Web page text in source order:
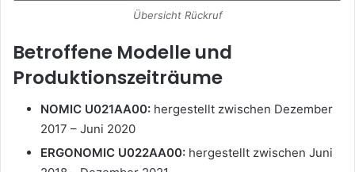
Übersicht Rückruf
Betroffene Modelle und
Produktionszeiträume
NOMIC U021AA00: hergestellt zwischen Dezember
2017 – Juni 2020
ERGONOMIC U022AA00: hergestellt zwischen Juni